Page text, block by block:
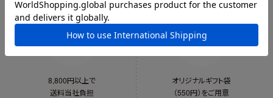
送料当社負担
8,800円以上で
送料当社負担
ギフトラッピング
オリジナルギフト袋
（550円）をご用意